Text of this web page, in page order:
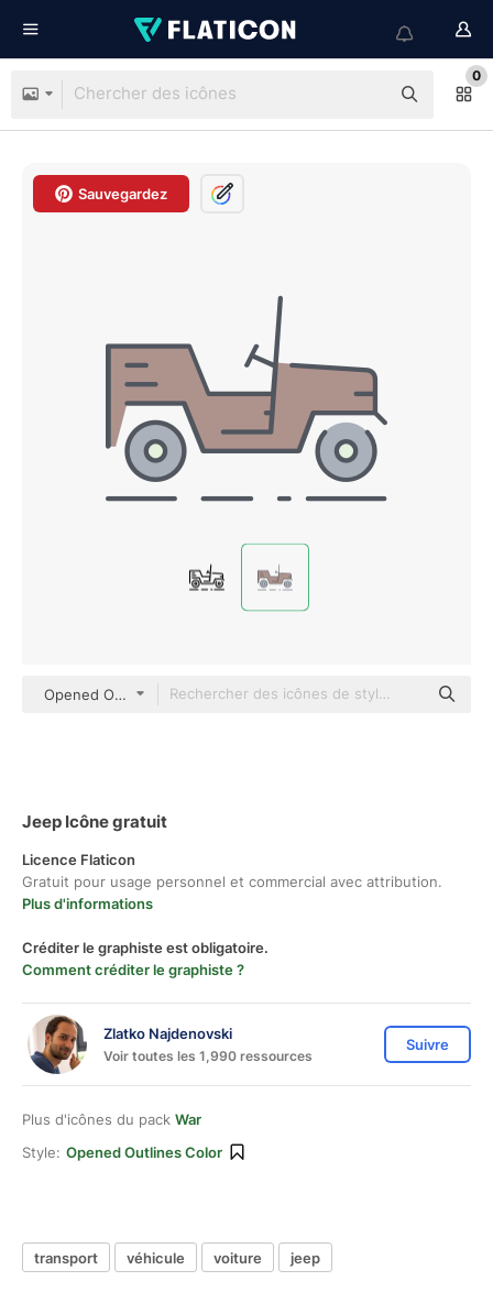
0
Sauvegardez
Opened Outlines Color
Jeep Icône gratuit
Licence Flaticon
Gratuit pour usage personnel et commercial avec attribution.
Plus d'informations
Créditer le graphiste est obligatoire.
Comment créditer le graphiste ?
Zlatko Najdenovski
Voir toutes les 1,990 ressources
Suivre
Plus d'icônes du pack War
Style: Opened Outlines Color
transport véhicule voiture jeep